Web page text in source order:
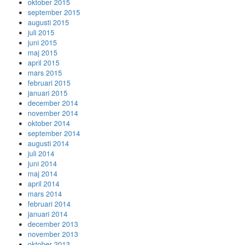
oktober 2015
september 2015
augusti 2015
juli 2015
juni 2015
maj 2015
april 2015
mars 2015
februari 2015
januari 2015
december 2014
november 2014
oktober 2014
september 2014
augusti 2014
juli 2014
juni 2014
maj 2014
april 2014
mars 2014
februari 2014
januari 2014
december 2013
november 2013